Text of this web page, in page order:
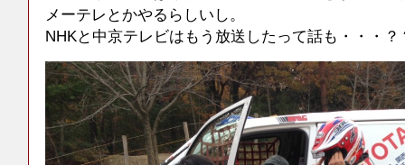
メーテレとかやるらしいし。
NHKと中京テレビはもう放送したって話も・・・？